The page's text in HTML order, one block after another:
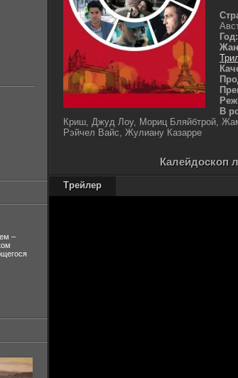
Год:
В
Криш, Джуд Лоу, Мориц Бляйбтрой,
Рэйчел Вайс, Жулиану Казарре
Калейдоскоп
Трейлер
–